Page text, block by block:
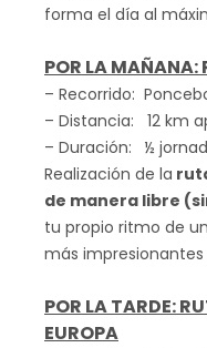
forma el día al
POR LA MAÑANA:
– Recorrido:
– Distancia: 12 km
– Duración: ½
Realización de la
de manera libre
tu propio ritmo de
más impresionantes
POR LA TARDE:
EUROPA